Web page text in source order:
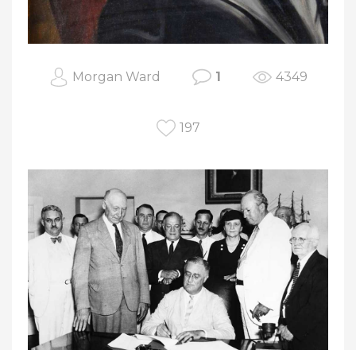
Morgan Ward 1 4349
197